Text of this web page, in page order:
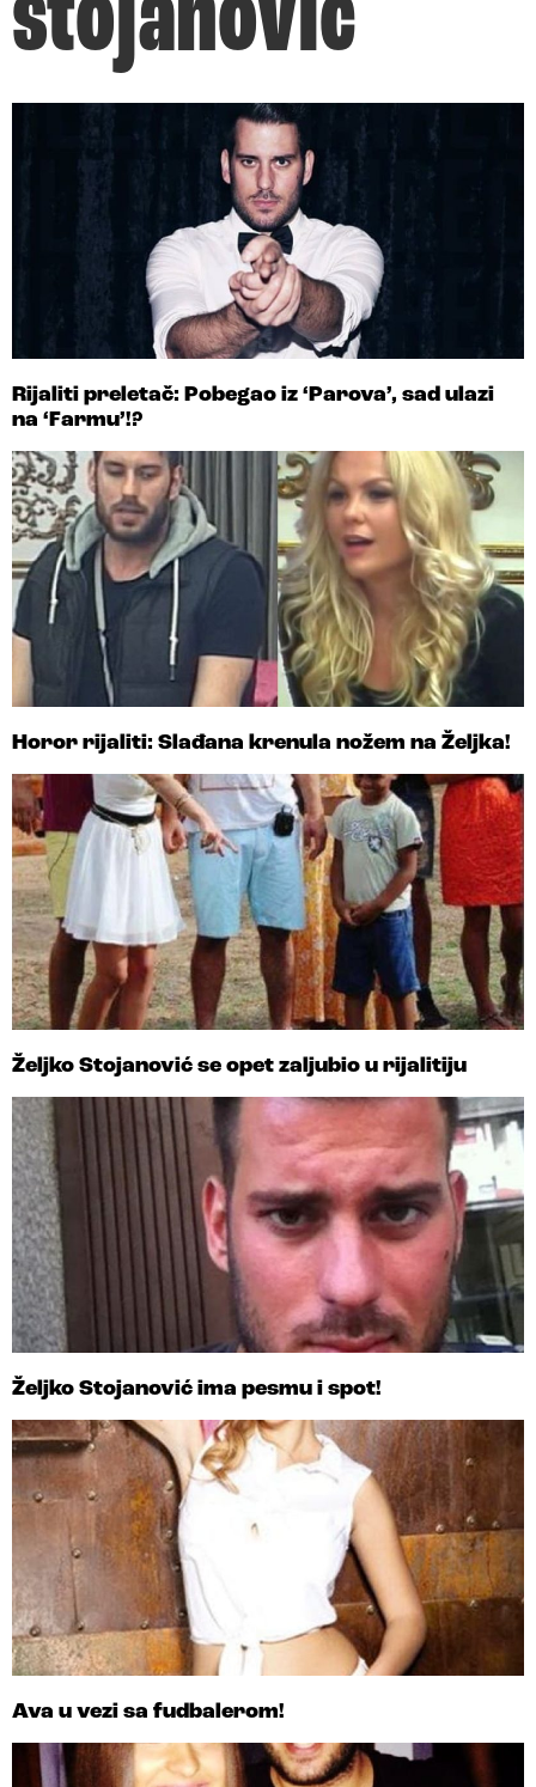
Rijaliti preletač: Pobegao iz ‘Parova’, sad ulazi
na ‘Farmu’!?
Horor rijaliti: Slađana krenula nožem na Željka!
Željko Stojanović se opet zaljubio u rijalitiju
Željko Stojanović ima pesmu i spot!
Ava u vezi sa fudbalerom!